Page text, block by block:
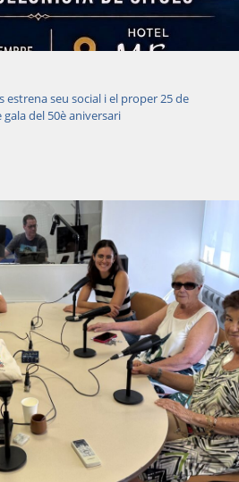
estrena seu social i el proper 25 de
del 50è aniversari